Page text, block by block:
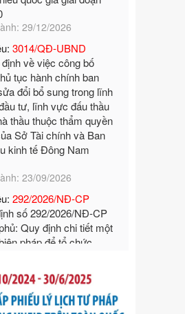
3014/QĐ-UBND
về việc công bố
tục hành chính ban
đổi bổ sung trong lĩnh
tư, lĩnh vực đấu thầu
thầu thuộc thẩm quyền
Sở Tài chính và Ban
kinh tế Đông Nam
23/09/2026
292/2026/NĐ-CP
số 292/2026/NĐ-CP
Quy định chi tiết một
pháp để tổ chức,
hành Luật Quản lý
21/07/2026
số 292/2026/NĐ-CP
Quy định chi tiết một
pháp để tổ chức,